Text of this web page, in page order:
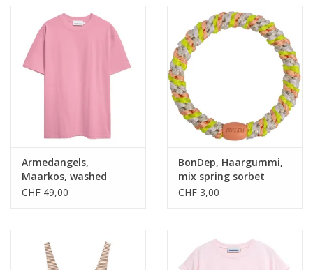
Armedangels,
Maarkos, washed
berry, L
CHF 49,00
BonDep, Haargummi,
mix spring sorbet
CHF 3,00